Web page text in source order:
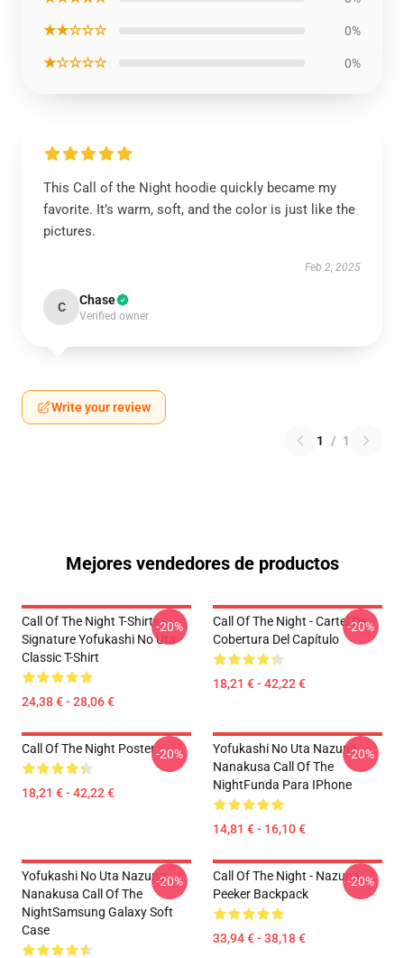
★★☆☆☆ 0%
★☆☆☆☆ 0%
This Call of the Night hoodie quickly became my
favorite. It’s warm, soft, and the color is just like the
pictures.
Feb 2, 2025
C Chase
Verified owner
Write your review
1 / 1
Mejores vendedores de productos
Call Of The Night T-Shirts -
Signature Yofukashi No Uta
Classic T-Shirt
24,38 € - 28,06 €
-20%
Call Of The Night - Cartel De
Cobertura Del Capítulo
18,21 € - 42,22 €
-20%
Call Of The Night Poster
18,21 € - 42,22 €
-20%
Yofukashi No Uta Nazuna
Nanakusa Call Of The
NightFunda Para IPhone
14,81 € - 16,10 €
-20%
Yofukashi No Uta Nazuna
Nanakusa Call Of The
NightSamsung Galaxy Soft
Case
-20%
Call Of The Night - Nazuna
Peeker Backpack
33,94 € - 38,18 €
-20%